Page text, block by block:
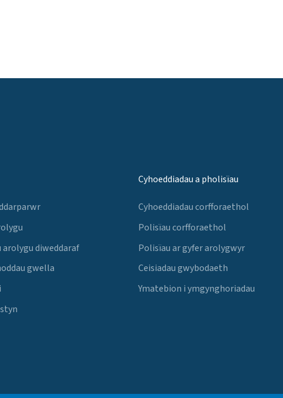
arolygu diweddaraf
gwella
Cyhoeddiadau a pholisïau
Cyhoeddiadau corfforaethol
Polisïau corfforaethol
Polisïau ar gyfer arolygwyr
Ceisiadau gwybodaeth
Ymatebion i ymgynghoriadau